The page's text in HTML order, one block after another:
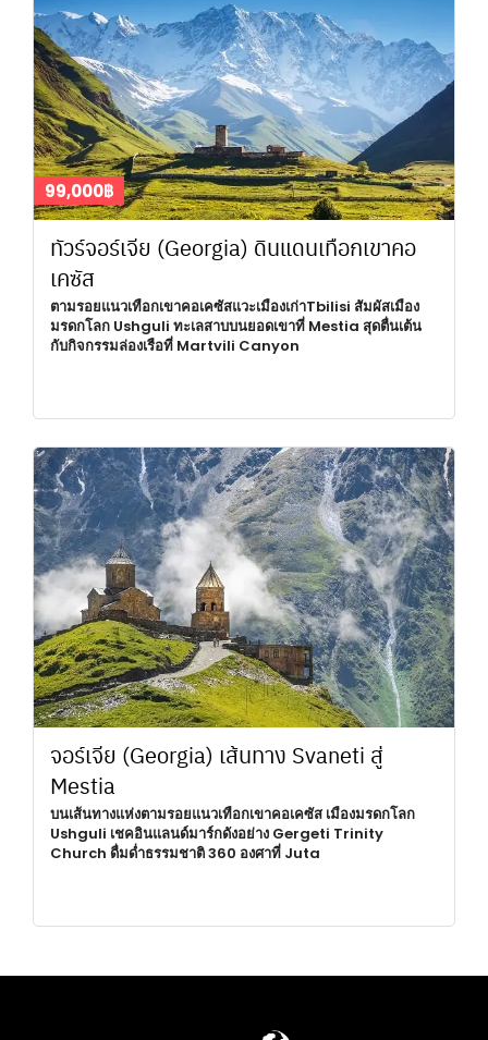
99,000฿
ทัวร์จอร์เจีย (Georgia) ดินแดนเทือกเขาคอ
เคซัส
ตามรอยแนวเทือกเขาคอเคซัสแวะเมืองเก่าTbilisi สัมผัสเมือง
มรดกโลก Ushguli ทะเลสาบบนยอดเขาที่ Mestia สุดตื่นเต้น
กับกิจกรรมล่องเรือที่ Martvili Canyon
จอร์เจีย (Georgia) เส้นทาง Svaneti สู่
Mestia
บนเส้นทางแห่งตามรอยแนวเทือกเขาคอเคซัส เมืองมรดกโลก
Ushguli เชคอินแลนด์มาร์กดังอย่าง Gergeti Trinity
Church ดื่มด่ำธรรมชาติ 360 องศาที่ Juta